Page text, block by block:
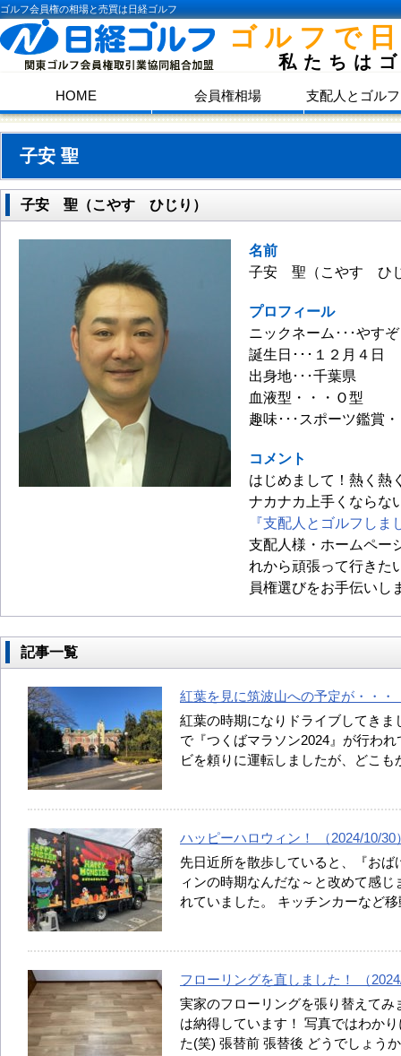
ゴルフ会員権の相場と売買は日経ゴルフ
ゴルフで
私たちは
HOME 会員権相場 支配人とゴル
子安 聖
子安 聖（こやす ひじり）
名前
子安 聖（こやす ひ
プロフィール
ニックネーム･･･やす
誕生日･･･１２月４日
出身地･･･千葉県
血液型・・・Ｏ型
趣味･･･スポーツ鑑賞
コメント
はじめまして！熱く熱
ナカナカ上手くならな
『支配人とゴルフしま
支配人様・ホームペー
れから頑張って行きた
員権選びをお手伝いし
記事一覧
紅葉を見に筑波山への予定が・・・
紅葉の時期になりドライブしてき
で『つくばマラソン2024』が行わ
ビを頼りに運転しましたが、どこ
ハッピーハロウィン！ （2024/10/30
先日近所を散歩していると、『お
ィンの時期なんだな～と改めて感
れていました。 キッチンカーなど
フローリングを直しました！ （
実家のフローリングを張り替えて
は納得しています！ 写真ではわか
た(笑) 張替前 張替後 どうでしょう